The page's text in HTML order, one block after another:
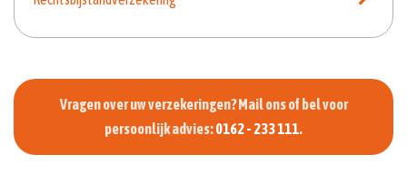
Vragen over uw verzekeringen? Mail ons of bel voor
persoonlijk advies:0162 - 233 111.